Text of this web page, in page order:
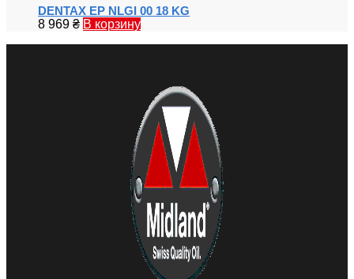
DENTAX EP NLGI 00 18 KG
8 969 ₴ В корзину